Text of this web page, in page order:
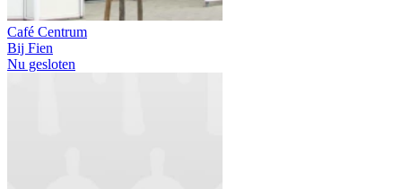
Café Centrum
Bij Fien
Nu gesloten